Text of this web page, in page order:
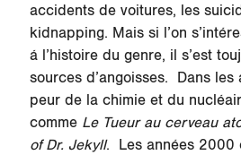
accidents de voitures, les
kidnapping. Mais si l’on
á l’histoire du genre, il s’est
sources d’angoisses. Dans les
peur de la chimie et du
comme Le Tueur au cerveau
of Dr. Jekyll. Les années